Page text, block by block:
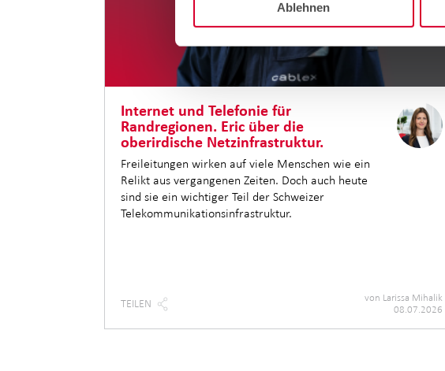
Ablehnen
Internet und Telefonie für
Randregionen. Eric über die
oberirdische Netzinfrastruktur.
Freileitungen wirken auf viele Menschen wie ein
Relikt aus vergangenen Zeiten. Doch auch heute
sind sie ein wichtiger Teil der Schweizer
Telekommunikationsinfrastruktur.
TEILEN von Larissa Mihalik
08.07.2026